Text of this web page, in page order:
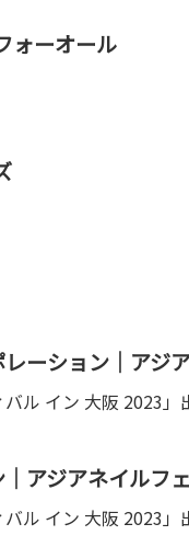
ォーオール
ーション｜アジ
バル イン 大阪 2023
アジアネイルフ
バル イン 大阪 2023